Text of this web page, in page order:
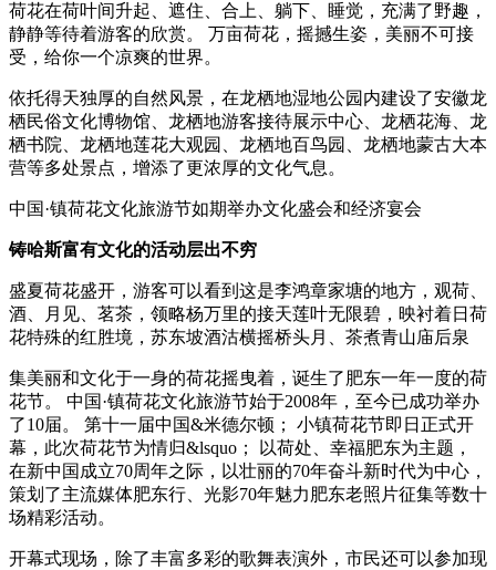
荷花在荷叶间升起、遮住、合上、躺下、睡觉，充满了野趣，
静静等待着游客的欣赏。 万亩荷花，摇撼生姿，美丽不可接
受，给你一个凉爽的世界。
依托得天独厚的自然风景，在龙栖地湿地公园内建设了安徽龙
栖民俗文化博物馆、龙栖地游客接待展示中心、龙栖花海、龙
栖书院、龙栖地莲花大观园、龙栖地百鸟园、龙栖地蒙古大本
营等多处景点，增添了更浓厚的文化气息。
中国·镇荷花文化旅游节如期举办文化盛会和经济宴会
铸哈斯富有文化的活动层出不穷
盛夏荷花盛开，游客可以看到这是李鸿章家塘的地方，观荷、
酒、月见、茗茶，领略杨万里的接天莲叶无限碧，映衬着日荷
花特殊的红胜境，苏东坡酒沽横摇桥头月、茶煮青山庙后泉
集美丽和文化于一身的荷花摇曳着，诞生了肥东一年一度的荷
花节。 中国·镇荷花文化旅游节始于2008年，至今已成功举办
了10届。 第十一届中国&米德尔顿； 小镇荷花节即日正式开
幕，此次荷花节为情归&lsquo； 以荷处、幸福肥东为主题，
在新中国成立70周年之际，以壮丽的70年奋斗新时代为中心，
策划了主流媒体肥东行、光影70年魅力肥东老照片征集等数十
场精彩活动。
开幕式现场，除了丰富多彩的歌舞表演外，市民还可以参加现